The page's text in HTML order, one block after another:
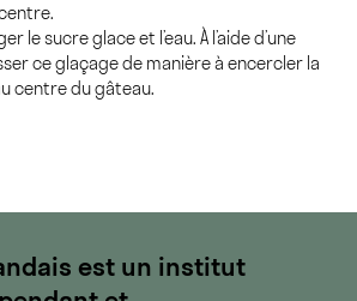
le sucre glace et l’eau. À l’aide d’une
ce glaçage de manière à encercler la
centre du gâteau.
est un institut